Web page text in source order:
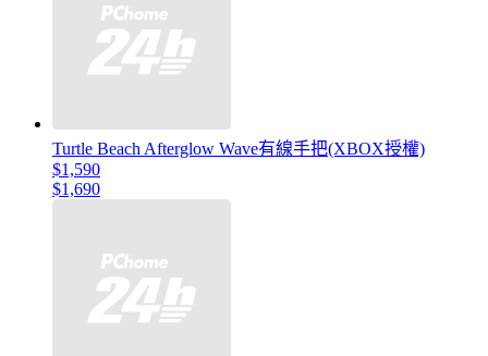
Turtle Beach Afterglow Wave有線手把(XBOX授權)
$1,590
$1,690